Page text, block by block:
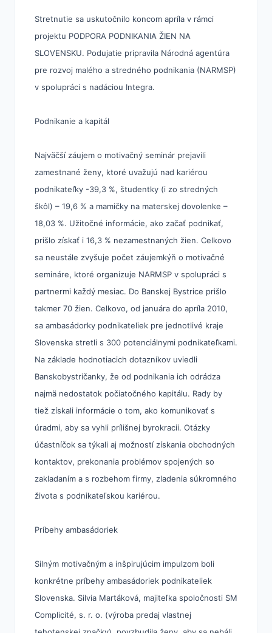
Stretnutie sa uskutočnilo koncom apríla v rámci
projektu PODPORA PODNIKANIA ŽIEN NA
SLOVENSKU. Podujatie pripravila Národná agentúra
pre rozvoj malého a stredného podnikania (NARMSP)
v spolupráci s nadáciou Integra.
Podnikanie a kapitál
Najväčší záujem o motivačný seminár prejavili
zamestnané ženy, ktoré uvažujú nad kariérou
podnikateľky -39,3 %, študentky (i zo stredných
škôl) – 19,6 % a mamičky na materskej dovolenke –
18,03 %. Užitočné informácie, ako začať podnikať,
prišlo získať i 16,3 % nezamestnaných žien. Celkovo
sa neustále zvyšuje počet záujemkýň o motivačné
semináre, ktoré organizuje NARMSP v spolupráci s
partnermi každý mesiac. Do Banskej Bystrice prišlo
takmer 70 žien. Celkovo, od januára do apríla 2010,
sa ambasádorky podnikateliek pre jednotlivé kraje
Slovenska stretli s 300 potenciálnymi podnikateľkami.
Na základe hodnotiacich dotazníkov uviedli
Banskobystričanky, že od podnikania ich odrádza
najmä nedostatok počiatočného kapitálu. Rady by
tiež získali informácie o tom, ako komunikovať s
úradmi, aby sa vyhli prílišnej byrokracii. Otázky
účastníčok sa týkali aj možností získania obchodných
kontaktov, prekonania problémov spojených so
zakladaním a s rozbehom firmy, zladenia súkromného
života s podnikateľskou kariérou.
Príbehy ambasádoriek
Silným motivačným a inšpirujúcim impulzom boli
konkrétne príbehy ambasádoriek podnikateliek
Slovenska. Silvia Martáková, majiteľka spoločnosti SM
Complicité, s. r. o. (výroba predaj vlastnej